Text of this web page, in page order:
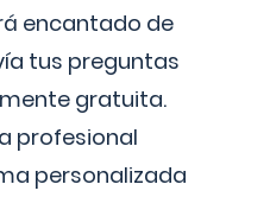
encantado de
tus preguntas
gratuita.
profesional
personalizada